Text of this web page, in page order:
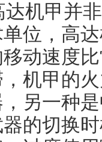
机甲并
位，高
动速度
机甲的
另一种
的切换